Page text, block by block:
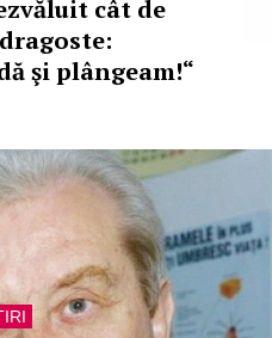
cât de
şi plângeam!“